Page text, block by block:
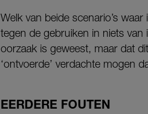
Welk van beide scenario’s
tegen de gebruiken in niets
oorzaak is geweest, maar dat
‘ontvoerde’ verdachte mogen
EERDERE FOUTEN